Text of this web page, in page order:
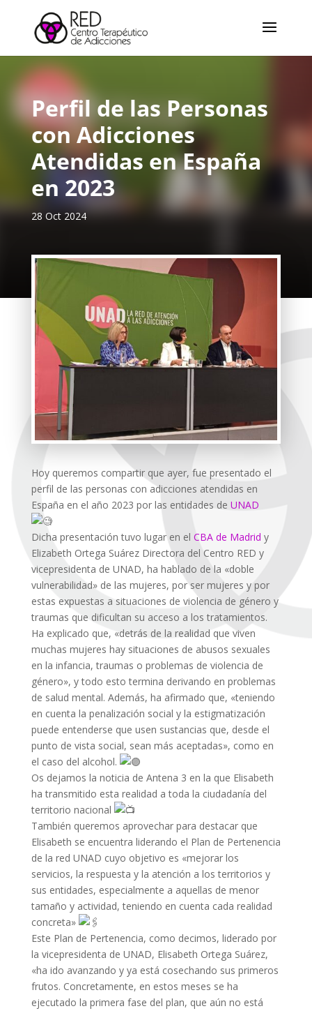
Perfil de las Personas
con Adicciones
Atendidas en España
en 2023
28 Oct 2024
Hoy queremos compartir que ayer, fue presentado el
perfil de las personas con adicciones atendidas en
España en el año 2023 por las entidades de UNAD
Dicha presentación tuvo lugar en el CBA de Madrid y
Elizabeth Ortega Suárez Directora del Centro RED y
vicepresidenta de UNAD, ha hablado de la «doble
vulnerabilidad» de las mujeres, por ser mujeres y por
estas expuestas a situaciones de violencia de género y
traumas que dificultan su acceso a los tratamientos.
Ha explicado que, «detrás de la realidad que viven
muchas mujeres hay situaciones de abusos sexuales
en la infancia, traumas o problemas de violencia de
género», y todo esto termina derivando en problemas
de salud mental. Además, ha afirmado que, «teniendo
en cuenta la penalización social y la estigmatización
puede entenderse que usen sustancias que, desde el
punto de vista social, sean más aceptadas», como en
el caso del alcohol.
Os dejamos la noticia de Antena 3 en la que Elisabeth
ha transmitido esta realidad a toda la ciudadanía del
territorio nacional
También queremos aprovechar para destacar que
Elisabeth se encuentra liderando el Plan de Pertenencia
de la red UNAD cuyo objetivo es «mejorar los
servicios, la respuesta y la atención a los territorios y
sus entidades, especialmente a aquellas de menor
tamaño y actividad, teniendo en cuenta cada realidad
concreta»
Este Plan de Pertenencia, como decimos, liderado por
la vicepresidenta de UNAD, Elisabeth Ortega Suárez,
«ha ido avanzando y ya está cosechando sus primeros
frutos. Concretamente, en estos meses se ha
ejecutado la primera fase del plan, que aún no está